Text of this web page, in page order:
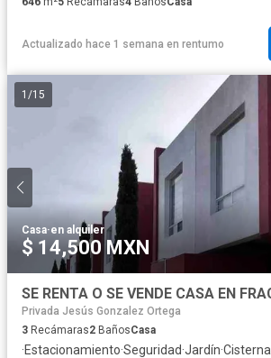
Actualizado hace 1 semana en rentumo
1 /15
Casa·en alquiler
$ 14,500 MXN
Privada Jesús Gonzalez Ortega
3 Recámaras2 BañosCasa
·Estacionamiento·Seguridad·Jardín·Cisterna